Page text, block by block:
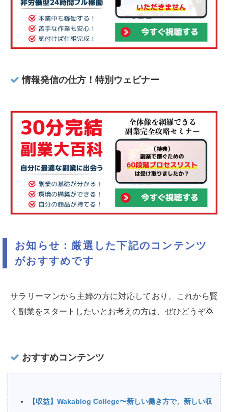
情報発信の仕方！特別ウェビナー
お知らせ：厳選した下記のコンテンツ
がおすすめです
サラリーマンから主婦の方に対応しており、これから賢
く副業をスタートしたいとお考えの方は、ぜひどうぞ🙇‍
おすすめコンテンツ
【収益】Wakablog College〜新しい働き方で、新しい収